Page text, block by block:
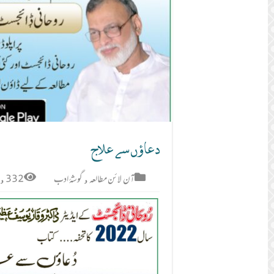
دعاؤں سے علاج
آن لائن مطالعہ,گوشۂ ادب 5,332